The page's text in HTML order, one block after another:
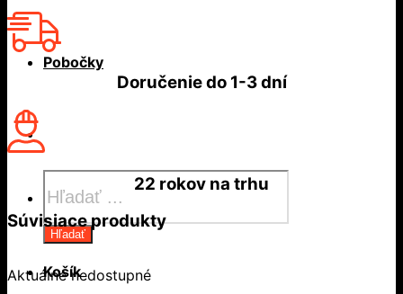
Pobočky
search
Hľadať
Košík
Doručenie do1-3 dní
22 rokov na trhu
Súvisiace produkty
Aktuálne nedostupné